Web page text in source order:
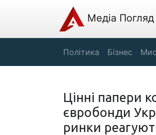
Медіа Погляд
Політика Бізнес
Цінні папери
євробонди
ринки